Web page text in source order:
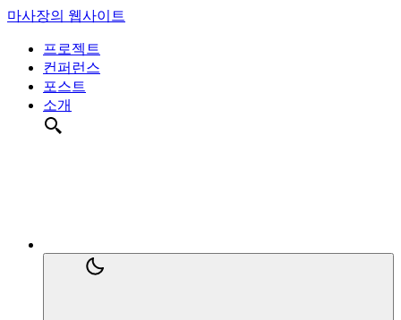
마사장의 웹사이트
프로젝트
컨퍼런스
포스트
소개